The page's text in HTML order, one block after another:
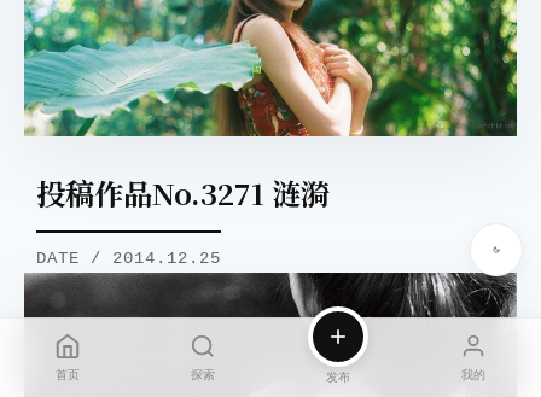
投稿作品No.3271 涟漪
DATE / 2014.12.25
首页 探索 发布 我的